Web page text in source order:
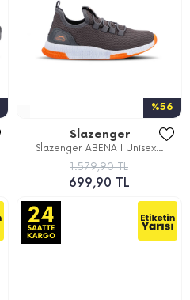
%56
Slazenger
Slazenger ABENA I Unisex...
1.579,90 TL
699,90 TL